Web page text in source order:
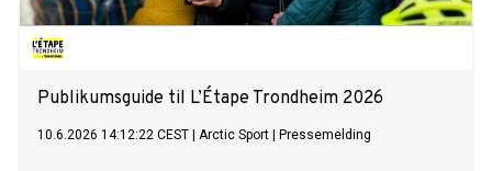
Publikumsguide til L’Étape Trondheim 2026
10.6.2026 14:12:22 CEST Arctic Sport Pressemelding